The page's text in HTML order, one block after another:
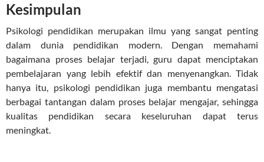
Kesimpulan
Psikologi pendidikan merupakan ilmu yang sangat penting
dalam dunia pendidikan modern. Dengan memahami
bagaimana proses belajar terjadi, guru dapat menciptakan
pembelajaran yang lebih efektif dan menyenangkan. Tidak
hanya itu, psikologi pendidikan juga membantu mengatasi
berbagai tantangan dalam proses belajar mengajar, sehingga
kualitas pendidikan secara keseluruhan dapat terus
meningkat.